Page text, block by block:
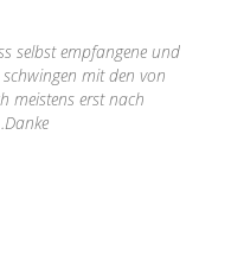
selbst empfangene und
mit den von
meistens erst nach